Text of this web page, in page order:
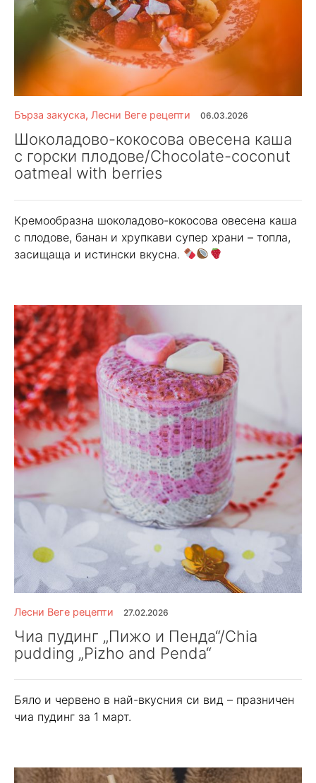
Бърза закуска, Лесни Веге рецепти 06.03.2026
Шоколадово-кокосова овесена каша
с горски плодове/Chocolate-coconut
oatmeal with berries
Кремообразна шоколадово-кокосова овесена каша
с плодове, банан и хрупкави супер храни – топла,
засищаща и истински вкусна.
Лесни Веге рецепти 27.02.2026
Чиа пудинг „Пижо и Пенда“/Chia
pudding „Pizho and Penda“
Бяло и червено в най-вкусния си вид – празничен
чиа пудинг за 1 март.